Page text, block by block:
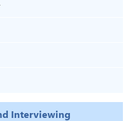
Interviewing